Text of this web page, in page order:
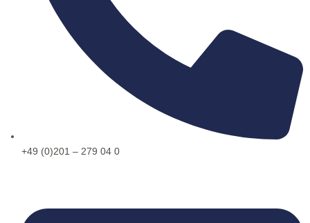
+49 (0)201 – 279 04 0